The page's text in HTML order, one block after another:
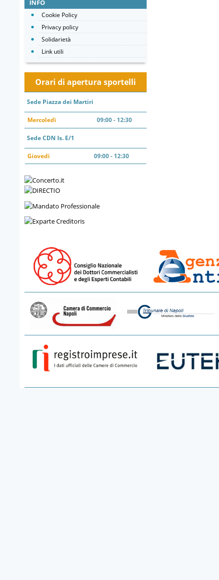
INFO
Cookie Policy
Privacy policy
Solidarietà
Link utili
Orari di apertura sportelli
Sede Piazza dei Martiri
Mercoledì 09:00 - 12:30
Sede CDN Is. E/1
Giovedì 09:00 - 12:30